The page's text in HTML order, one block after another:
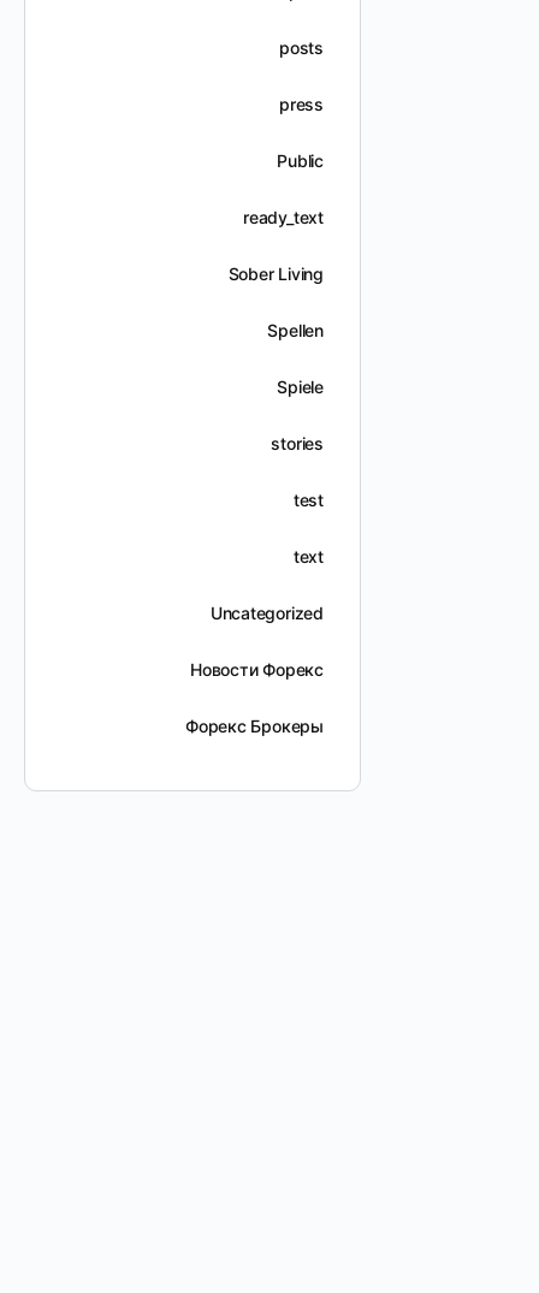
posts
press
Public
ready_text
Sober Living
Spellen
Spiele
stories
test
text
Uncategorized
Новости Форекс
Форекс Брокеры